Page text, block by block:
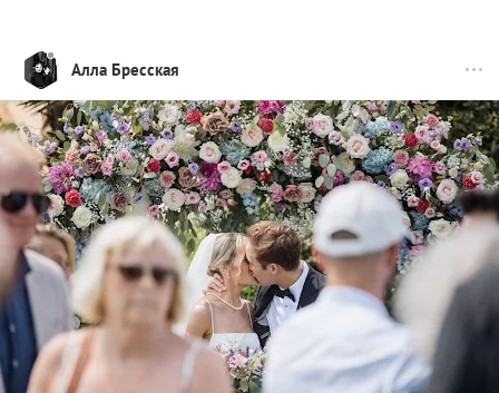
Алла Бресская